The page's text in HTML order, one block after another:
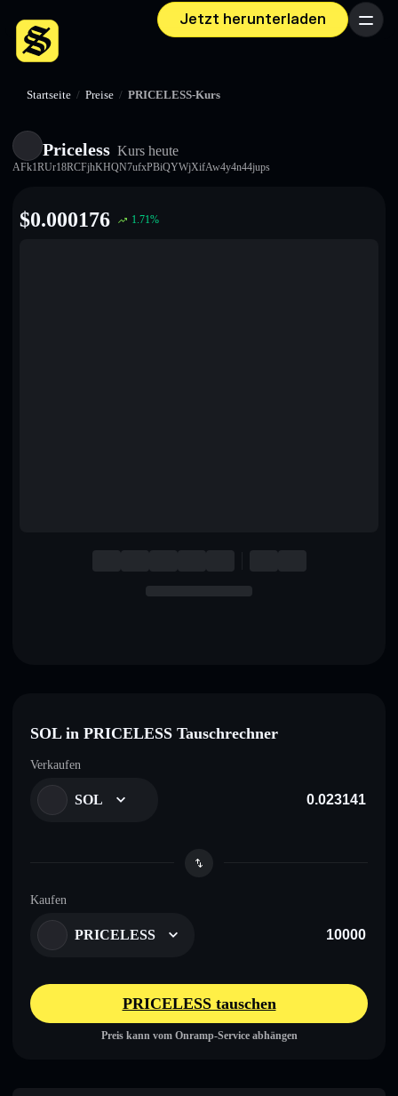
Jetzt herunterladen Menü
Startseite / Preise / PRICELESS-Kurs
Priceless Kurs heute
AFk1RUr18RCFjhKHQN7ufxPBiQYWjXifAw4y4n44jups
$0.000176 1.71%
SOL in PRICELESS Tauschrechner
Verkaufen
SOL
Kaufen
PRICELESS
PRICELESS tauschen
Preis kann vom Onramp-Service abhängen